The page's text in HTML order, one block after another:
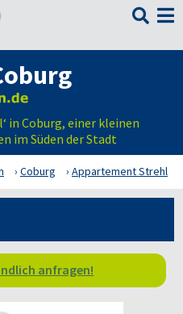

in Coburg, einer kleinen
im Süden der Stadt
Coburg Appartement Strehl
anfragen!